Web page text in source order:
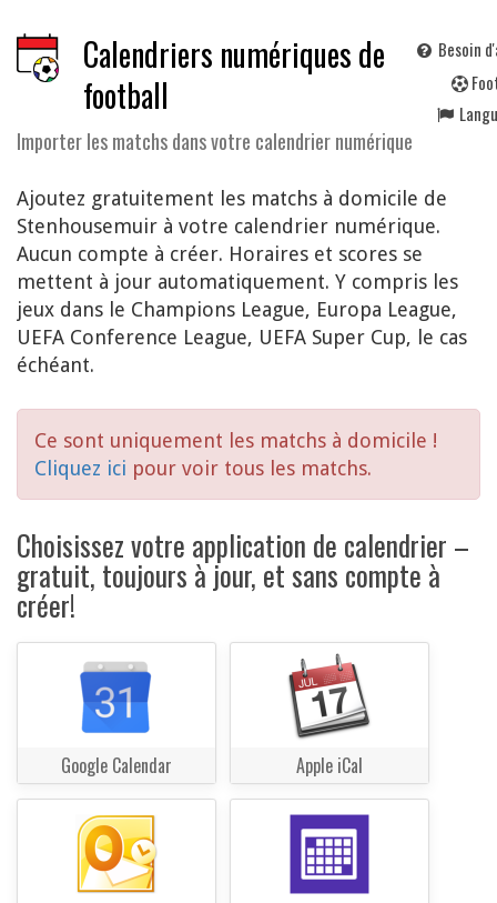
Calendriers numériques de
football
Importer les matchs dans votre calendrier numérique
Besoin
F
Ajoutez gratuitement les matchs à domicile de
Stenhousemuir à votre calendrier numérique.
Aucun compte à créer. Horaires et scores se
mettent à jour automatiquement. Y compris les
jeux dans le Champions League, Europa League,
UEFA Conference League, UEFA Super Cup, le cas
échéant.
Ce sont uniquement les matchs à domicile !
Cliquez ici pour voir tous les matchs.
Choisissez votre application de calendrier –
gratuit, toujours à jour, et sans compte à
créer!
Google Calendar Apple iCal